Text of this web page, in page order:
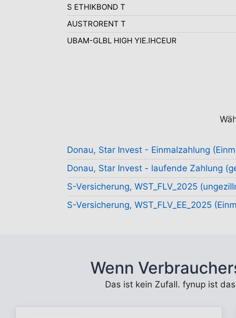
S ETHIKBOND T
AUSTRORENT T
UBAM-GLBL HIGH YIE.IHCEUR
Donau, Star Invest - Einmalzahlung
Donau, Star Invest - laufende Zahlung
S-Versicherung, WST_FLV_2025
S-Versicherung, WST_FLV_EE_2025
Wenn
Das ist kein Zufall. fynup ist